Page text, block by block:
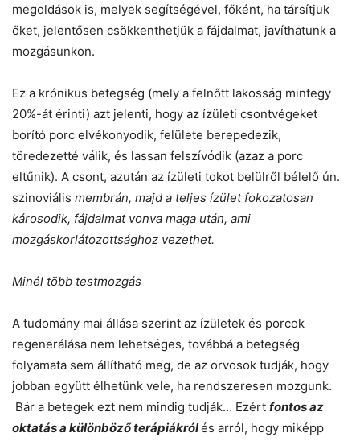
megoldások is, melyek segítségével, főként, ha társítjuk
őket, jelentősen csökkenthetjük a fájdalmat, javíthatunk a
mozgásunkon.
Ez a krónikus betegség (mely a felnőtt lakosság mintegy
20%-át érinti) azt jelenti, hogy az ízületi csontvégeket
borító porc elvékonyodik, felülete berepedezik,
töredezetté válik, és lassan felszívódik (azaz a porc
eltűnik). A csont, azután az ízületi tokot belülről bélelő ún.
szinoviális membrán, majd a teljes ízület fokozatosan
károsodik, fájdalmat vonva maga után, ami
mozgáskorlátozottsághoz vezethet.
Minél több testmozgás
A tudomány mai állása szerint az ízületek és porcok
regenerálása nem lehetséges, továbbá a betegség
folyamata sem állítható meg, de az orvosok tudják, hogy
jobban együtt élhetünk vele, ha rendszeresen mozgunk.
Bár a betegek ezt nem mindig tudják… Ezért fontos az
oktatás a különböző terápiákrólés arról, hogy miképp